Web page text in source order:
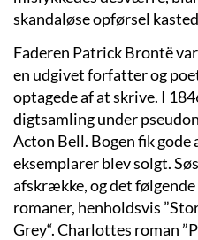
skandaløse opførsel
Faderen Patrick Brontë
en udgivet forfatter og
optagede af at skrive. I
digtsamling under
Acton Bell. Bogen fik gode
eksemplarer blev solgt.
afskrække, og det
romaner, henholdsvis
Grey“. Charlottes roman